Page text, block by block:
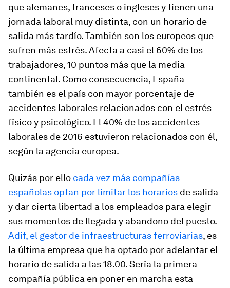
que alemanes, franceses o ingleses y tienen una
jornada laboral muy distinta, con un horario de
salida más tardío. También son los europeos que
sufren más estrés. Afecta a casi el 60% de los
trabajadores, 10 puntos más que la media
continental. Como consecuencia, España
también es el país con mayor porcentaje de
accidentes laborales relacionados con el estrés
físico y psicológico. El 40% de los accidentes
laborales de 2016 estuvieron relacionados con él,
según la agencia europea.
Quizás por ello cada vez más compañías
españolas optan por limitar los horarios de salida
y dar cierta libertad a los empleados para elegir
sus momentos de llegada y abandono del puesto.
Adif, el gestor de infraestructuras ferroviarias, es
la última empresa que ha optado por adelantar el
horario de salida a las 18.00. Sería la primera
compañía pública en poner en marcha esta